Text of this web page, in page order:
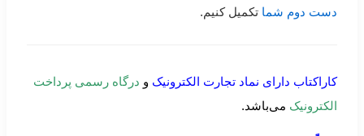
دست دوم شما تکمیل کنیم.
کاراکتاب دارای نماد تجارت الکترونیک و درگاه رسمی پرداخت
الکترونیک می‌باشد.